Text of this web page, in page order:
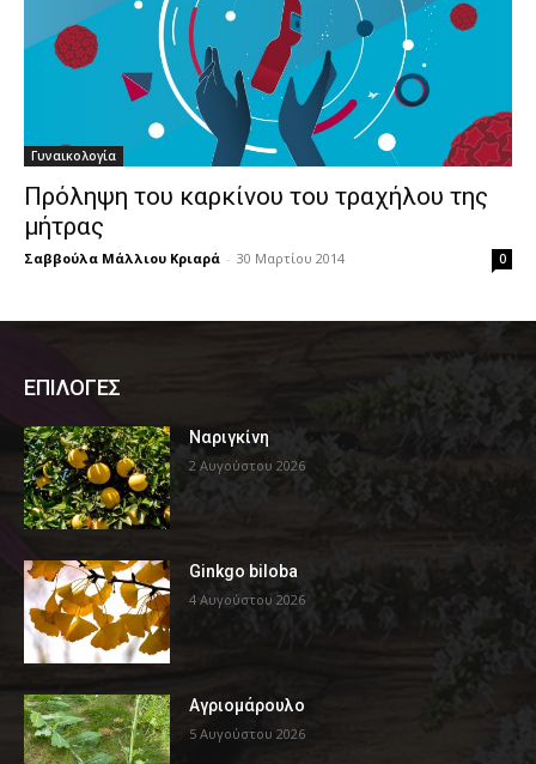
Γυναικολογία
Πρόληψη του καρκίνου του τραχήλου της
μήτρας
Σαββούλα Μάλλιου Κριαρά - 30 Μαρτίου 2014 0
ΕΠΙΛΟΓΕΣ
Ναριγκίνη
2 Αυγούστου 2026
Ginkgo biloba
4 Αυγούστου 2026
Αγριομάρουλο
5 Αυγούστου 2026